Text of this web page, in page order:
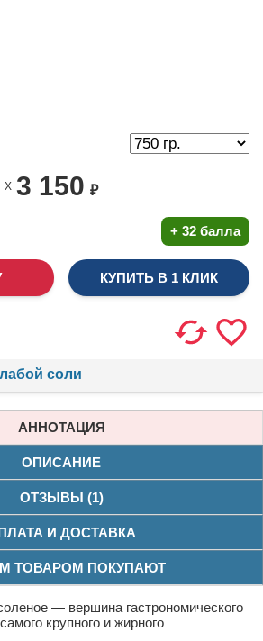
X 3 150 ₽
+ 32 балла
КУПИТЬ В 1 КЛИК
соли
АННОТАЦИЯ
ОПИСАНИЕ
ОТЗЫВЫ (1)
И ДОСТАВКА
ТОВАРОМ ПОКУПАЮТ
— вершина гастрономического
крупного и жирного